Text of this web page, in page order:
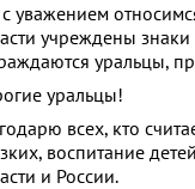
уважением
учреждены
уральцы,
уральцы!
всех, кто
воспитание
и России.